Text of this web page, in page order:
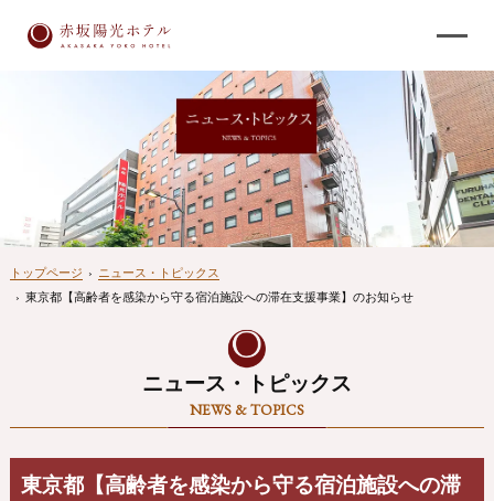
トップページ ›
ニュース・トピックス
› 東京都【高齢者を感染から守る宿泊施設への滞在支援事業】のお知らせ
ニュース・トピックス
NEWS & TOPICS
東京都【高齢者を感染から守る宿泊施設への滞